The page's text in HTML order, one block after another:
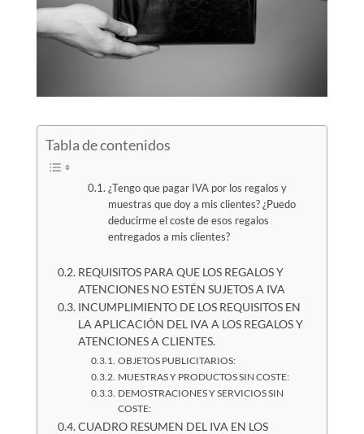
Tabla de contenidos
¿Tengo que pagar IVA por los regalos y
muestras que doy a mis clientes? ¿Puedo
deducirme el coste de esos regalos
entregados a mis clientes?
REQUISITOS PARA QUE LOS REGALOS Y
ATENCIONES NO ESTÉN SUJETOS A IVA
INCUMPLIMIENTO DE LOS REQUISITOS EN
LA APLICACIÓN DEL IVA A LOS REGALOS Y
ATENCIONES A CLIENTES.
OBJETOS PUBLICITARIOS:
MUESTRAS Y PRODUCTOS SIN COSTE:
DEMOSTRACIONES Y SERVICIOS SIN
COSTE:
CUADRO RESUMEN DEL IVA EN LOS